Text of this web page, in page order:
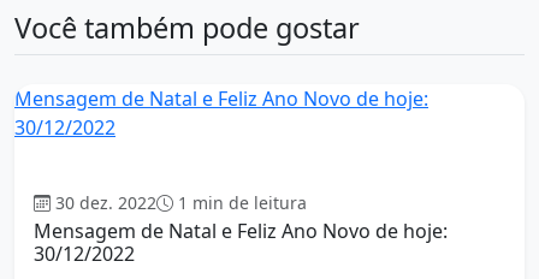
Você também pode gostar
Mensagem de Natal e Feliz Ano Novo de hoje:
30/12/2022
30 dez. 2022 1 min de leitura
Mensagem de Natal e Feliz Ano Novo de hoje:
30/12/2022